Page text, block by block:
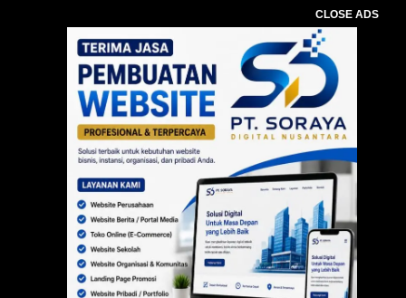
CLOSE ADS